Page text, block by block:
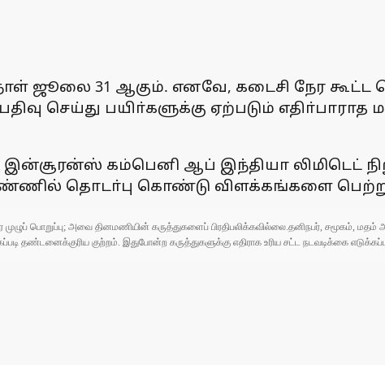
ஜூலை 31 ஆகும். எனவே, கடைசி நேர
செய்து பயிா்களுக்கு ஏற்படும்
இன்சூரன்ஸ் கம்பெனி ஆப் இந்தியா
எண்ணில் தொடா்பு கொண்டு விளக்கங்களை
பொறுப்பு; அவை தினமணியின் கருத்துகளைப் பிரதிபலிக்கவில்லை.தனிநபர், சமூகம்,
தண்டனைக்குரிய குற்றம். இதுபோன்ற கருத்துகளுக்கு எதிராக உரிய சட்ட நடவடிக்கை